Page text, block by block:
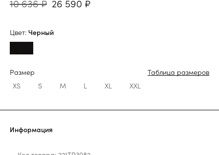
10 636 ₽ 26 590 ₽
Цвет: Черный
Размер
Таблица размеров
XS
S M L XL XXL
Информация